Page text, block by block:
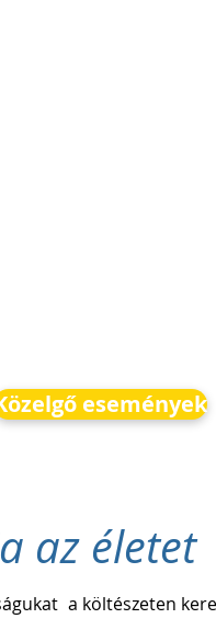
események
az életet
a költészeten